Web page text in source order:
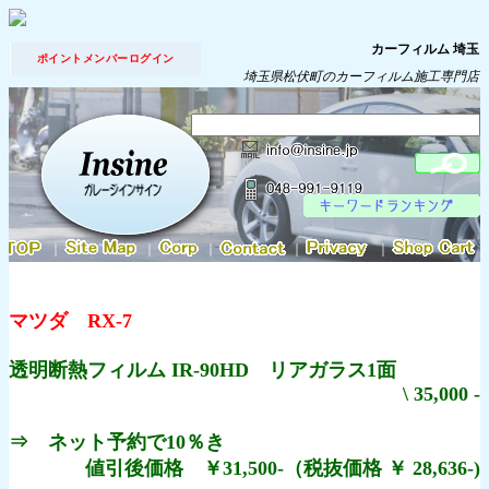
ポイントメンバーログイン
カーフィルム 埼玉
埼玉県松伏町のカーフィルム施工専門店
｜ ｜ ｜
マツダ RX-7
透明断熱フィルム IR-90HD リアガラス1面
\ 35,000 -
⇒ ネット予約で10％き
値引後価格 ￥31,500-（税抜価格 ￥ 28,636-)